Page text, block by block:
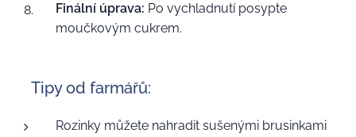
Finální úprava: Po vychladnutí posypte
moučkovým cukrem.
🌸 Tipy od farmářů:
Rozinky můžete nahradit sušenými brusinkami